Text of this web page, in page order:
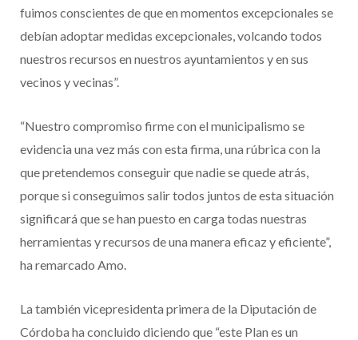
fuimos conscientes de que en momentos excepcionales se
debían adoptar medidas excepcionales, volcando todos
nuestros recursos en nuestros ayuntamientos y en sus
vecinos y vecinas”.
“Nuestro compromiso firme con el municipalismo se
evidencia una vez más con esta firma, una rúbrica con la
que pretendemos conseguir que nadie se quede atrás,
porque si conseguimos salir todos juntos de esta situación
significará que se han puesto en carga todas nuestras
herramientas y recursos de una manera eficaz y eficiente”,
ha remarcado Amo.
La también vicepresidenta primera de la Diputación de
Córdoba ha concluido diciendo que “este Plan es un